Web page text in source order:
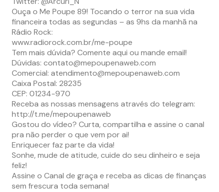
Ouça o Me Poupe 89! Tocando o terror na sua vida
financeira todas as segundas – as 9hs da manhã na
Rádio Rock:
www.radiorock.com.br/me-poupe
Tem mais dúvida? Comente aqui ou mande email!
Dúvidas: contato@mepoupenaweb.com
Comercial: atendimento@mepoupenaweb.com
Caixa Postal: 28235
CEP: 01234-970
Receba as nossas mensagens através do telegram:
http://t.me/mepoupenaweb
Gostou do vídeo? Curta, compartilha e assine o canal
pra não perder o que vem por ai!
Enriquecer faz parte da vida!
Sonhe, mude de atitude, cuide do seu dinheiro e seja
feliz!
Assine o Canal de graça e receba as dicas de finanças
sem frescura toda semana!